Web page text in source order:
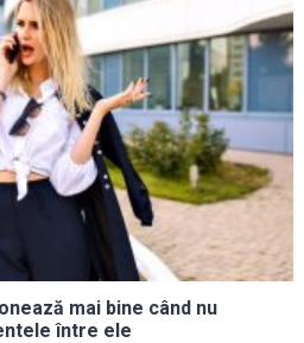
mai bine când nu
între ele